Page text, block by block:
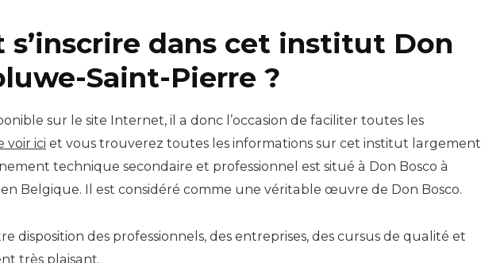
s’inscrire dans cet institut Don
Saint-Pierre ?
sur le site Internet, il a donc l’occasion de faciliter toutes les
voir ici et vous trouverez toutes les informations sur cet institut largement
technique secondaire et professionnel est situé à Don Bosco à
Belgique. Il est considéré comme une véritable œuvre de Don Bosco.
disposition des professionnels, des entreprises, des cursus de qualité et
très plaisant.